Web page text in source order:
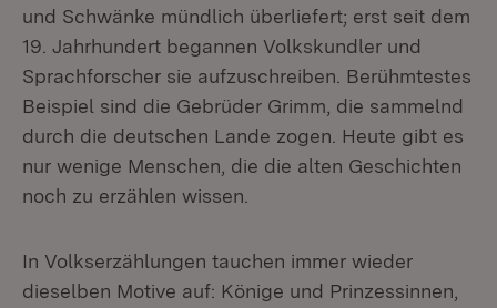
und Schwänke mündlich überliefert; erst seit dem
19. Jahrhundert begannen Volkskundler und
Sprachforscher sie aufzuschreiben. Berühmtestes
Beispiel sind die Gebrüder Grimm, die sammelnd
durch die deutschen Lande zogen. Heute gibt es
nur wenige Menschen, die die alten Geschichten
noch zu erzählen wissen.
In Volkserzählungen tauchen immer wieder
dieselben Motive auf: Könige und Prinzessinnen,